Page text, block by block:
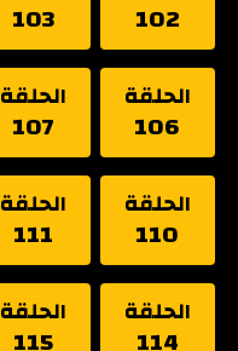
102
103
الحلقة
106
الحلقة
107
الحلقة
110
الحلقة
111
الحلقة
114
الحلقة
115